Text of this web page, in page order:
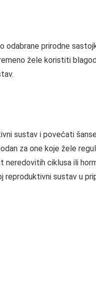
odabrane prirodne
žele koristiti
sustav i povećati
za one koje žele
ciklusa ili
sustav u